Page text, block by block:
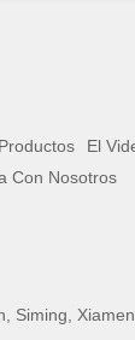
Productos El
Con Nosotros
Siming,